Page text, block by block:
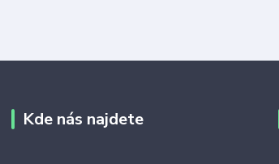
Kde nás najdete